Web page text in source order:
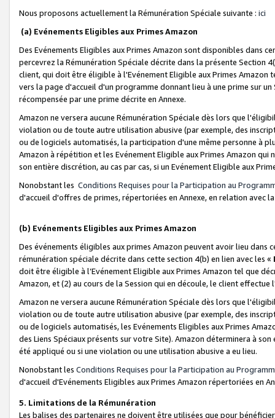
Nous proposons actuellement la Rémunération Spéciale suivante : ici
(a) Evénements Eligibles aux Primes Amazon
Des Evénements Eligibles aux Primes Amazon sont disponibles dans
percevrez la Rémunération Spéciale décrite dans la présente Section
client, qui doit être éligible à l'Evénement Eligible aux Primes Amazon
vers la page d'accueil d'un programme donnant lieu à une prime sur
récompensée par une prime décrite en Annexe.
Amazon ne versera aucune Rémunération Spéciale dès lors que
violation ou de toute autre utilisation abusive (par exemple, des
ou de logiciels automatisés, la participation d'une même personne à
Amazon à répétition et les Evénement Eligible aux Primes Amazon qui
son entière discrétion, au cas par cas, si un Evénement Eligible aux
Nonobstant les Conditions Requises pour la Participation au
d'accueil d'offres de primes, répertoriées en Annexe, en relation avec
(b) Evénements Eligibles aux Primes Amazon
Des événements éligibles aux primes Amazon peuvent avoir lieu dans
rémunération spéciale décrite dans cette section 4(b) en lien avec les «
doit être éligible à l’Evénement Eligible aux Primes Amazon tel que
Amazon, et (2) au cours de la Session qui en découle, le client
Amazon ne versera aucune Rémunération Spéciale dès lors que
violation ou de toute autre utilisation abusive (par exemple, des
ou de logiciels automatisés, les Evénements Eligibles aux Primes
des Liens Spéciaux présents sur votre Site). Amazon déterminera à
été appliqué ou si une violation ou une utilisation abusive a eu lieu.
Nonobstant les Conditions Requises pour la Participation au
d'accueil d'Evénements Eligibles aux Primes Amazon répertoriées en
5. Limitations de la Rémunération
Les balises des partenaires ne doivent être utilisées que pour